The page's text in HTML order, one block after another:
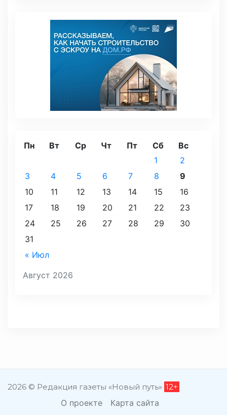
Август 2026
Пн Вт Ср Чт Пт Сб Вс
« Июл
1
2
3
4 5 6 7 8
9
10
11 12 13 14 15
16
17
18 19 20 21 22
23
24
25 26 27 28 29
30
31
2026 © Редакция газеты «Новый путь» 12+
О проекте Карта сайта